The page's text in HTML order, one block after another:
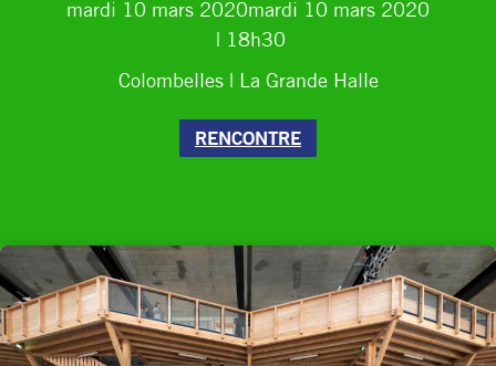
mardi 10 mars 2020mardi 10 mars 2020
| 18h30
Colombelles | La Grande Halle
RENCONTRE